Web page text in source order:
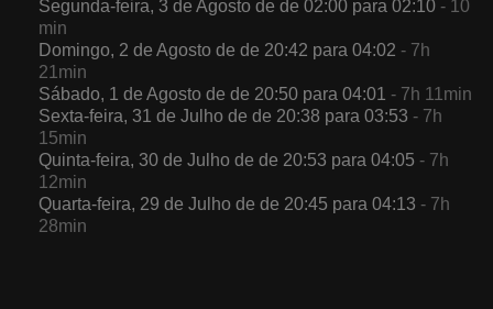
Segunda-feira, 3 de Agosto de de 02:00 para 02:10 - 10
min
Domingo, 2 de Agosto de de 20:42 para 04:02 - 7h
21min
Sábado, 1 de Agosto de de 20:50 para 04:01 - 7h 11min
Sexta-feira, 31 de Julho de de 20:38 para 03:53 - 7h
15min
Quinta-feira, 30 de Julho de de 20:53 para 04:05 - 7h
12min
Quarta-feira, 29 de Julho de de 20:45 para 04:13 - 7h
28min